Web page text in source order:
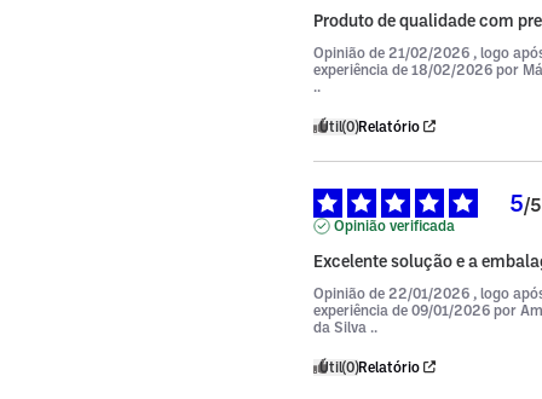
Produto de qualidade com
Opinião de 21/02/2026 , logo
experiência de 18/02/2026 por
..
Útil(0)Relatório
5/5
Opinião verificada
Excelente solução e a
Opinião de 22/01/2026 , logo
experiência de 09/01/2026 por
da Silva ..
Útil(0)Relatório